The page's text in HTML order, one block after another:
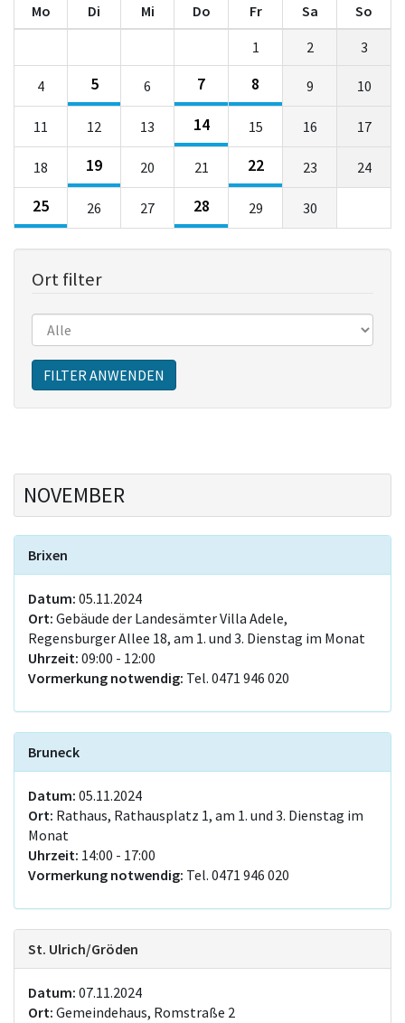
Mo Di Mi Do Fr Sa
So
1
2 3
4 5 6 7 8 9 10
11 12 13 14 15 16 17
18 19 20 21 22 23 24
25 26 27 28 29 30
Ort filter
Sitzungen
FILTER ANWENDEN
NOVEMBER
Brixen
Datum: 05.11.2024
Ort: Gebäude der Landesämter Villa Adele,
Regensburger Allee 18, am 1. und 3. Dienstag im Monat
Uhrzeit: 09:00 - 12:00
Vormerkung notwendig: Tel. 0471 946 020
Bruneck
Datum: 05.11.2024
Ort: Rathaus, Rathausplatz 1, am 1. und 3. Dienstag im
Monat
Uhrzeit: 14:00 - 17:00
Vormerkung notwendig: Tel. 0471 946 020
St. Ulrich/Gröden
Datum: 07.11.2024
Ort: Gemeindehaus, Romstraße 2